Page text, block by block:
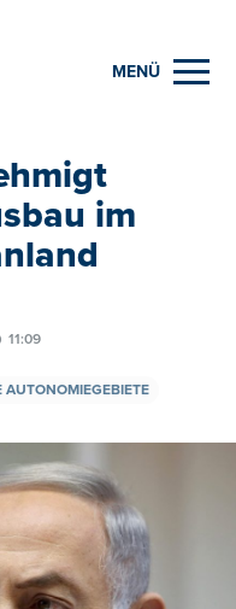
MENÜ
im
11:09
AUTONOMIEGEBIETE